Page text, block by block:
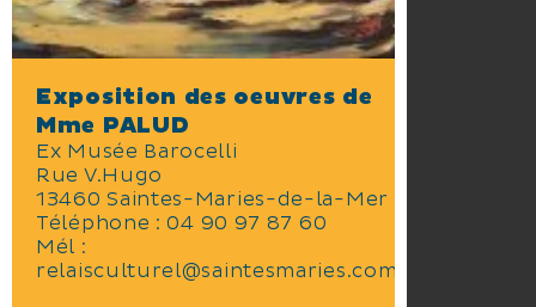
Exposition des oeuvres de
Mme PALUD
Ex Musée Barocelli
Rue V.Hugo
13460 Saintes-Maries-de-la-Mer
Téléphone :04 90 97 87 60
Mél :
relaisculturel@saintesmaries.com